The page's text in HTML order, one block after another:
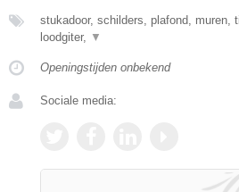
stukadoor, schilders, plafond, muren,
loodgiter,
▼
Openingstijden onbekend
Sociale media: